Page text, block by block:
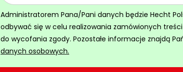
Administratorem Pana/Pani danych będzie Hecht
odbywać się w celu realizowania zamówionych
do wycofania zgody. Pozostałe informacje znajdą
danych osobowych.